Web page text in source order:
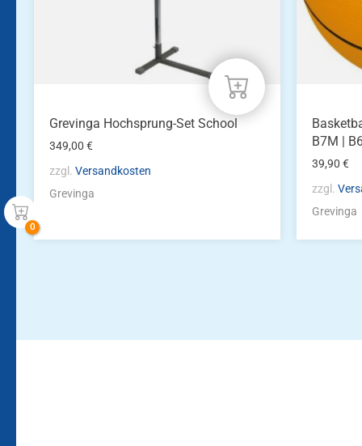
Grevinga Hochsprung-Set School
349,00€
zzgl.Versandkosten
Grevinga
auf
der
gewählt
B7M |
39,90€
zzgl.
Grevinga